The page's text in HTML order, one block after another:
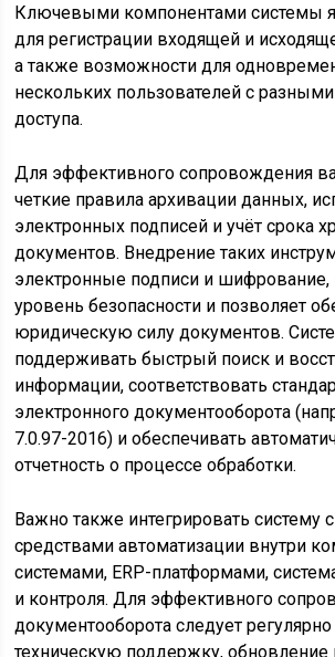
Ключевыми компонентами системы
для регистрации входящей и
а также возможности для
нескольких пользователей с
доступа.
Для эффективного сопровождения
четкие правила архивации данных,
электронных подписей и учёт срока
документов. Внедрение таких
электронные подписи и
уровень безопасности и позволяет
юридическую силу документов.
поддерживать быстрый поиск и
информации, соответствовать
электронного документооборота
7.0.97-2016) и обеспечивать
отчетность о процессе обработки.
Важно также интегрировать систему
средствами автоматизации внутри
системами, ERP-платформами,
и контроля. Для эффективного
документооборота следует
техническую поддержку, обновление